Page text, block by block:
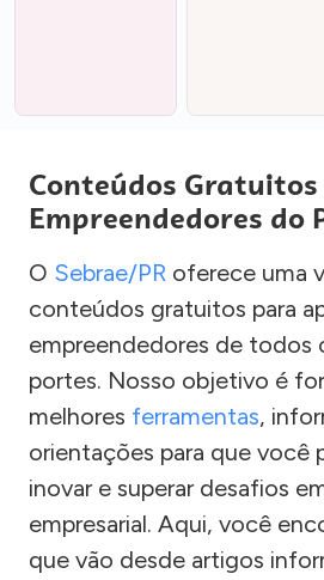
Conteúdos
Empreendedores do
O Sebrae/PR oferece uma
conteúdos gratuitos para
empreendedores de todos
portes. Nosso objetivo é
melhores ferramentas,
orientações para que você
inovar e superar desafios
empresarial. Aqui, você
que vão desde artigos